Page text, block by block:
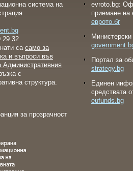
система на
29 32
са само за
и въпроси във
Административния
с
структура.
за прозрачност
evroto.bg:
приемане на
еврото.бг
Портал за
strategy.bg
Eдинен
средствата
eufunds.bg